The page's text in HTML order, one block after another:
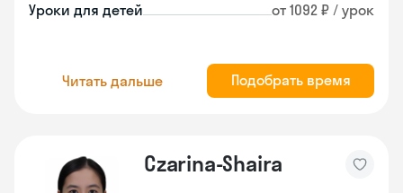
Уроки для детей от 1092 ₽ / урок
Читать дальше Подобрать время
Czarina-Shaira